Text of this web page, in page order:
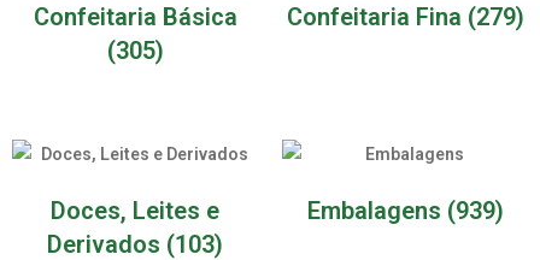
Confeitaria Básica
(305)
Confeitaria Fina (279)
Doces, Leites e
Derivados (103)
Embalagens (939)